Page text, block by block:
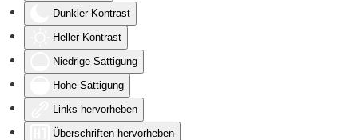
Dunkler Kontrast
Heller Kontrast
Niedrige Sättigung
Hohe Sättigung
Links hervorheben
Überschriften hervorheben